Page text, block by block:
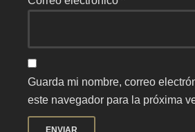
Guarda mi nombre, correo
este navegador para la próxima